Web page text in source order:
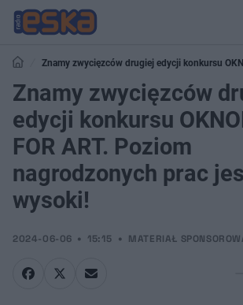
Znamy zwycięzców drugiej edycji konkursu
Poziom nagrodzonych prac jest bardzo wysoki!
Znamy zwycięzców
edycji konkursu
FOR ART. Poziom
nagrodzonych prac
wysoki!
2024-06-06 15:15 MATERIAŁ